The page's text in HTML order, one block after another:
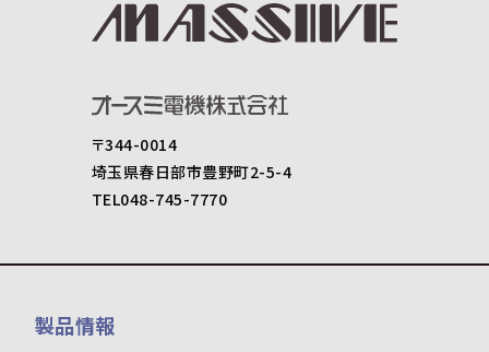
〒344-0014
埼玉県春日部市豊野町2-5-4
TEL048-745-7770
製品情報